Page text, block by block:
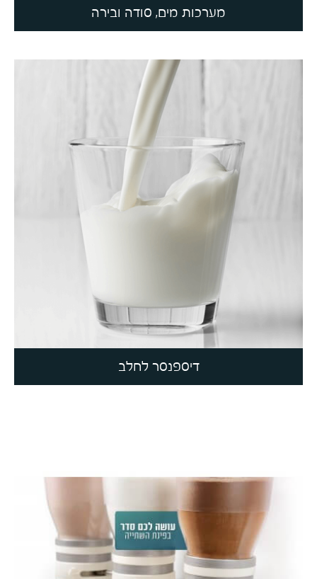
מערכות מים, סודה ובירה
דיספנסר לחלב